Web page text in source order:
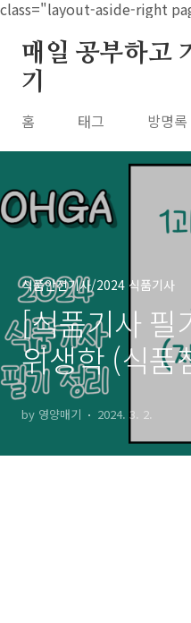
class="layout-aside-right
본문 바로가기
매일 공부하고
기
홈 태그 방명록
식품안전기사/2024 식품기사
[식품기사 필
위생학 (식품
준 및 사용기
리
by 영양매기 2024. 3. 2.